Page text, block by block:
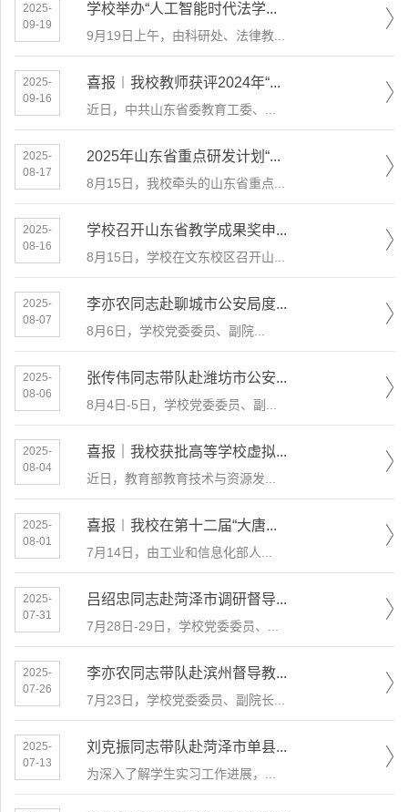
2025-
09-19
学校举办“人工智能时代法学...
9月19日上午，由科研处、法律教...
2025-
09-16
喜报︱我校教师获评2024年“...
近日，中共山东省委教育工委、...
2025-
08-17
2025年山东省重点研发计划“...
8月15日，我校牵头的山东省重点...
2025-
08-16
学校召开山东省教学成果奖申...
8月15日，学校在文东校区召开山...
2025-
08-07
李亦农同志赴聊城市公安局度...
​8月6日，学校党委委员、副院...
2025-
08-06
张传伟同志带队赴潍坊市公安...
8月4日-5日，学校党委委员、副...
2025-
08-04
喜报｜我校获批高等学校虚拟...
近日，教育部教育技术与资源发...
2025-
08-01
喜报︱我校在第十二届“大唐...
​7月14日，由工业和信息化部人...
2025-
07-31
吕绍忠同志赴菏泽市调研督导...
7月28日-29日，学校党委委员、...
2025-
07-26
李亦农同志带队赴滨州督导教...
7月23日，学校党委委员、副院长...
2025-
07-13
刘克振同志带队赴菏泽市单县...
为深入了解学生实习工作进展，...